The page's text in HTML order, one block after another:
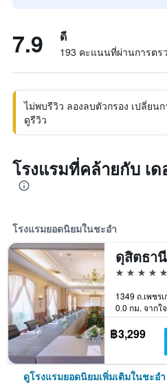
7.9 ดี
193 คะแนนที่ผ่านการตร
ไม่พบรีวิว ลองลบตัวกรอง เปลี่ยน
ดูรีวิว
โรงแรมที่คล้ายกับ เ
โรงแรมยอดนิยมในชะอำ
ดุสิตธา
5 ดาว
0.0 กม. จากใ
฿3,299
ดูโรงแรมยอดนิยมเพิ่มเติมในชะอำ